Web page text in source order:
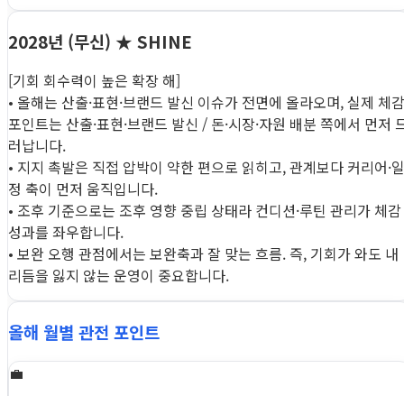
2028년 (무신) ★ SHINE
[기회 회수력이 높은 확장 해]
• 올해는 산출·표현·브랜드 발신 이슈가 전면에 올라오며, 실제 체감
포인트는 산출·표현·브랜드 발신 / 돈·시장·자원 배분 쪽에서 먼저
러납니다.
• 지지 촉발은 직접 압박이 약한 편으로 읽히고, 관계보다 커리어·일
정 축이 먼저 움직입니다.
• 조후 기준으로는 조후 영향 중립 상태라 컨디션·루틴 관리가 체감
성과를 좌우합니다.
• 보완 오행 관점에서는 보완축과 잘 맞는 흐름. 즉, 기회가 와도 내
리듬을 잃지 않는 운영이 중요합니다.
올해 월별 관전 포인트
💼